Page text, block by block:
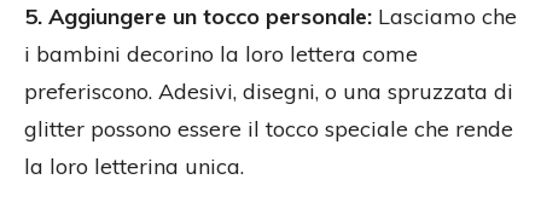
5. Aggiungere un tocco personale: Lasciamo che
i bambini decorino la loro lettera come
preferiscono. Adesivi, disegni, o una spruzzata di
glitter possono essere il tocco speciale che rende
la loro letterina unica.